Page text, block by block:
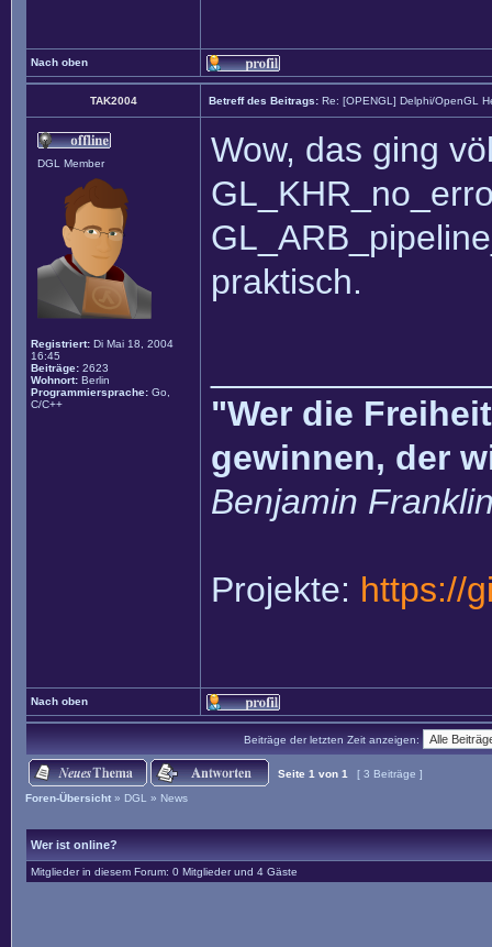
Nach oben
TAK2004 Betreff des Beitrags: Re: [OPENGL] Delphi/OpenGL
DGL Member
Registriert: Di Mai 18, 2004
16:45
Beiträge: 2623
Wohnort: Berlin
Programmiersprache: Go,
C/C++
Wow, das ging
praktisch.
"Wer die
gewinnen, der
Benjamin
Projekte: https://
Nach oben
Beiträge der letzten Zeit anzeigen:
Seite 1 von 1
[ 3 Beiträge ]
Foren-Übersicht » DGL » News
Wer ist online?
Mitglieder in diesem Forum: 0 Mitglieder und 4 Gäste